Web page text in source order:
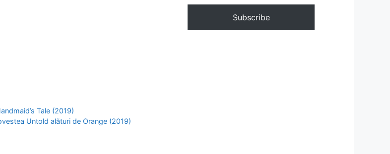
Tale (2019)
Untold alături de Orange (2019)
Subscribe